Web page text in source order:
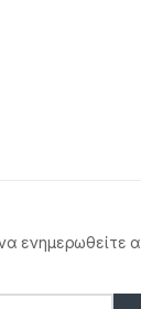
ενημερωθείτε